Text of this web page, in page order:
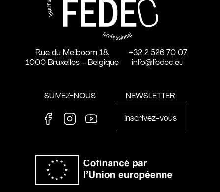
Rue du Meiboom 18,
1000 Bruxelles – Belgique
+32 2 526 70 07
info@fedec.eu
SUIVEZ-NOUS
Youtube
NEWSLETTER
Inscrivez-vous